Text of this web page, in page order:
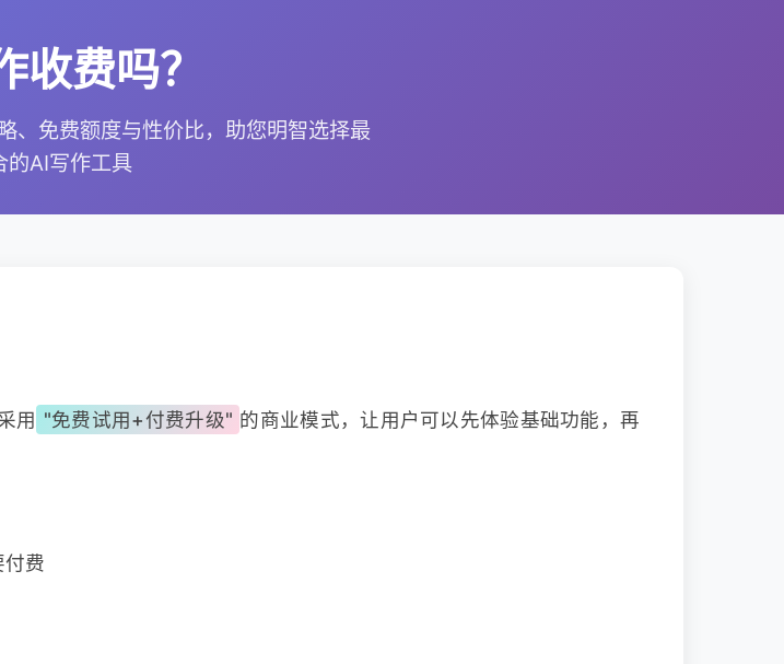
收费吗？
、免费额度与性价比，助您明智选择最
的AI写作工具
用 "免费试用+付费升级" 的商业模式，让用户可以先体验基础功能，再
付费